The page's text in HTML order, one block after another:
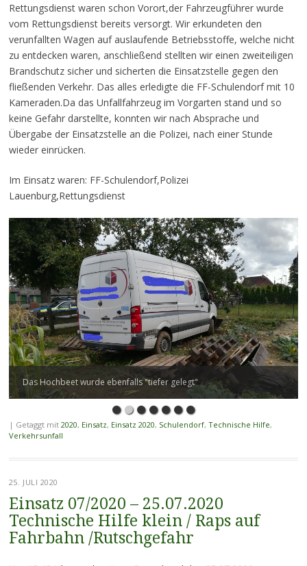
Rettungsdienst waren schon Vorort,der Fahrzeugführer wurde
vom Rettungsdienst bereits versorgt. Wir erkundeten den
verunfallten Wagen auf auslaufende Betriebsstoffe, welche nicht
zu entdecken waren, anschließend stellten wir einen zweiteiligen
Brandschutz sicher und sicherten die Einsatzstelle gegen den
fließenden Verkehr. Das alles erledigte die FF-Schulendorf mit 10
Kameraden.Da das Unfallfahrzeug im Vorgarten stand und so
keine Gefahr darstellte, konnten wir nach Absprache und
Übergabe der Einsatzstelle an die Polizei, nach einer Stunde
wieder einrücken.
Im Einsatz waren: FF-Schulendorf,Polizei
Lauenburg,Rettungsdienst
Das Hochbeet wurde ebenfalls "tiefer gelegt"
| Getaggt mit 2020, Einsatz, Einsatz 2020, Schulendorf, Technische Hilfe,
Verkehrsunfall
25. JULI 2020
Einsatz 07/2020 – 25.07.2020
Technische Hilfe klein / Raps auf
Fahrbahn /Rutschgefahr